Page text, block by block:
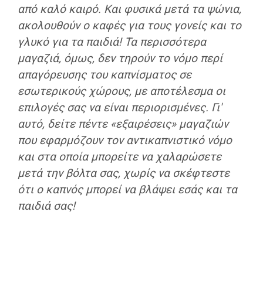
από καλό καιρό. Και φυσικά μετά τα ψώνια,
ακολουθούν ο καφές για τους γονείς και το
γλυκό για τα παιδιά! Τα περισσότερα
μαγαζιά, όμως, δεν τηρούν το νόμο περί
απαγόρευσης του καπνίσματος σε
εσωτερικούς χώρους, με αποτέλεσμα οι
επιλογές σας να είναι περιορισμένες. Γι'
αυτό, δείτε πέντε «εξαιρέσεις» μαγαζιών
που εφαρμόζουν τον αντικαπνιστικό νόμο
και στα οποία μπορείτε να χαλαρώσετε
μετά την βόλτα σας, χωρίς να σκέφτεστε
ότι ο καπνός μπορεί να βλάψει εσάς και τα
παιδιά σας!